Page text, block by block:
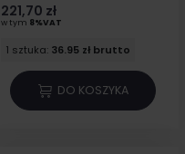
221,70 zł
w tym 8%VAT
1 sztuka: 36.95 zł brutto
DO KOSZYKA